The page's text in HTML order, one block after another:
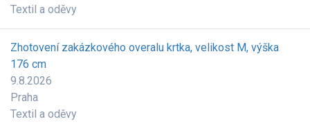
Textil a oděvy
Zhotovení zakázkového overalu krtka, velikost M, výška
176 cm
9.8.2026
Praha
Textil a oděvy